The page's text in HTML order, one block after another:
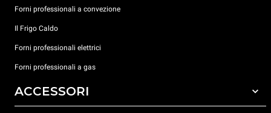
Forni professionali a convezione
Il Frigo Caldo
Forni professionali elettrici
Forni professionali a gas
ACCESSORI